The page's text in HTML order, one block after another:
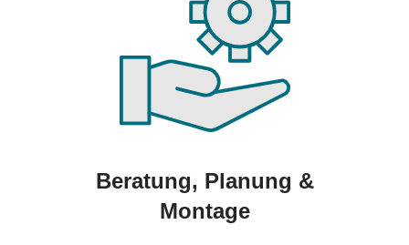
Beratung, Planung &
Montage